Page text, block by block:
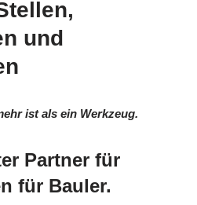
und
ist als ein Werkzeug.
Partner für
für Bauler.